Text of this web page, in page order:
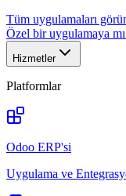
Tüm uygulamaları
Özel bir uygulamaya
Hizmetler
Platformlar
Odoo ERP'si
Uygulama ve